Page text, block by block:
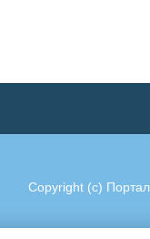
Copyright (c)